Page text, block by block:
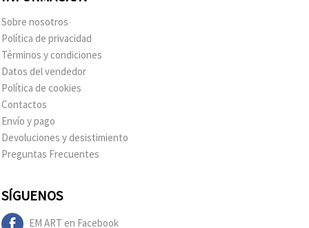
Sobre nosotros
Política de privacidad
Términos y condiciones
Datos del vendedor
Política de cookies
Contactos
Envío y pago
Devoluciones y desistimiento
Preguntas Frecuentes
SÍGUENOS
EM ART en Facebook